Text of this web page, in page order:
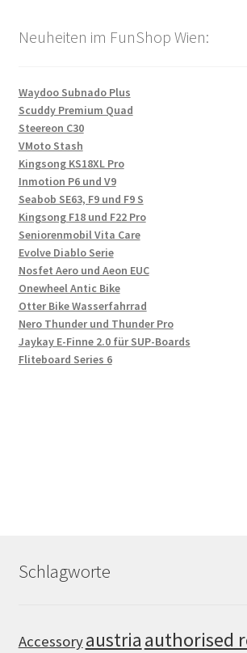
Neuheiten im FunShop Wien:
Waydoo Subnado Plus
Scuddy Premium Quad
Steereon C30
VMoto Stash
Kingsong KS18XL Pro
Inmotion P6 und V9
Seabob SE63, F9 und F9 S
Kingsong F18 und F22 Pro
Seniorenmobil Vita Care
Evolve Diablo Serie
Nosfet Aero und Aeon EUC
Onewheel Antic Bike
Otter Bike Wasserfahrrad
Nero Thunder und Thunder Pro
Jaykay E-Finne 2.0 für SUP-Boards
Fliteboard Series 6
Schlagworte
Accessoryaustria authorised